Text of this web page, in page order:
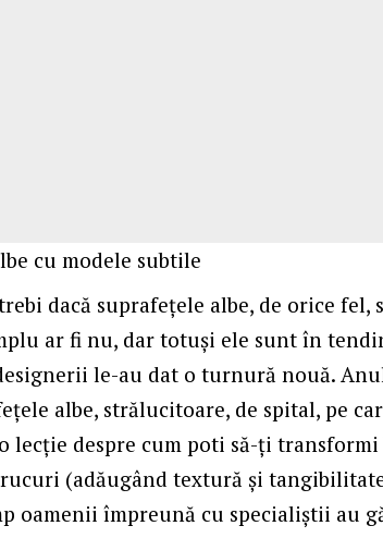
cu modele subtile
dacă suprafețele albe, de orice fel,
ar fi nu, dar totuși ele sunt în
le-au dat o turnură nouă.
albe, strălucitoare, de spital, pe
lecție despre cum poti să-ți
(adăugând textură și
oamenii împreună cu specialiștii au